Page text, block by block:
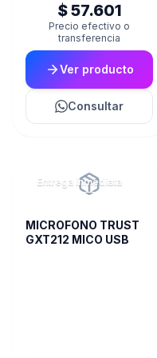
$ 57.601
Precio efectivo o
transferencia
Ver producto
Consultar
Entrega inmediata
MICROFONO TRUST
GXT212 MICO USB